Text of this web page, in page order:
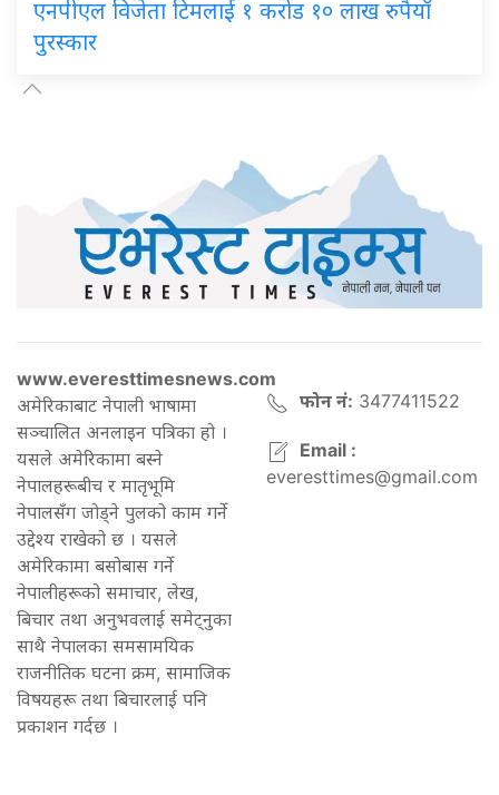
एनपीएल विजेता टिमलाई १ करोड १० लाख रुपैयाँ
पुरस्कार
www.everesttimesnews.com
अमेरिकाबाट नेपाली भाषामा
सञ्चालित अनलाइन पत्रिका हो ।
यसले अमेरिकामा बस्ने
नेपालहरूबीच र मातृभूमि
नेपालसँग जोड्ने पुलको काम गर्ने
उद्देश्य राखेको छ । यसले
अमेरिकामा बसोबास गर्ने
नेपालीहरूको समाचार, लेख,
बिचार तथा अनुभवलाई समेट्नुका
साथै नेपालका समसामयिक
राजनीतिक घटना क्रम, सामाजिक
विषयहरू तथा बिचारलाई पनि
प्रकाशन गर्दछ ।
फोन नं: 3477411522
Email :
everesttimes@gmail.com